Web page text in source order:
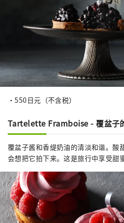
・550日元（不含税）
Tartelette Framboise - 覆盆子
覆盆子酱和香缇奶油的清淡和谐。酸
会想把它拍下来。这是旅行中享受甜